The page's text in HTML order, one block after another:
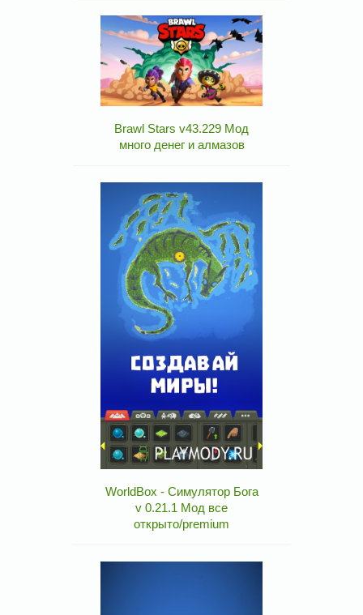
Brawl Stars v43.229 Мод
много денег и алмазов
WorldBox - Симулятор Бога
v 0.21.1 Мод все
открыто/premium